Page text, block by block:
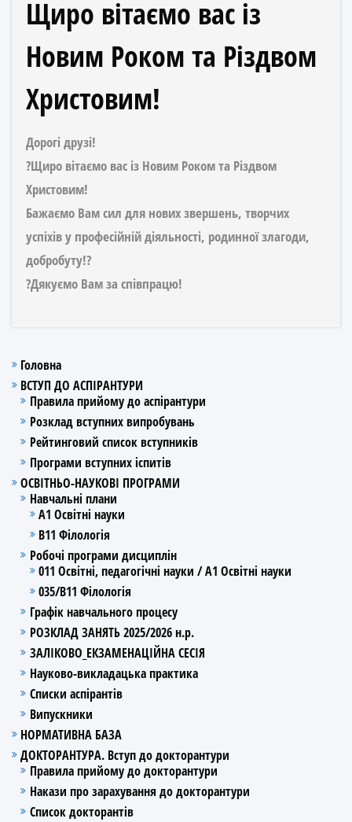
Щиро вітаємо вас із
Новим Роком та Різдвом
Христовим!
Дорогі друзі!
?Щиро вітаємо вас із Новим Роком та Різдвом
Христовим!
Бажаємо Вам сил для нових звершень, творчих
успіхів у професійній діяльності, родинної злагоди,
добробуту!?
?Дякуємо Вам за співпрацю!
Головна
ВСТУП ДО АСПІРАНТУРИ
Правила прийому до аспірантури
Розклад вступних випробувань
Рейтинговий список вступників
Програми вступних іспитів
ОСВІТНЬО-НАУКОВІ ПРОГРАМИ
Навчальні плани
А1 Освітні науки
В11 Філологія
Робочі програми дисциплін
011 Освітні, педагогічні науки / А1 Освітні науки
035/В11 Філологія
Графік навчального процесу
РОЗКЛАД ЗАНЯТЬ 2025/2026 н.р.
ЗАЛІКОВО_ЕКЗАМЕНАЦІЙНА СЕСІЯ
Науково-викладацька практика
Списки аспірантів
Випускники
НОРМАТИВНА БАЗА
ДОКТОРАНТУРА. Вступ до докторантури
Правила прийому до докторантури
Накази про зарахування до докторантури
Список докторантів